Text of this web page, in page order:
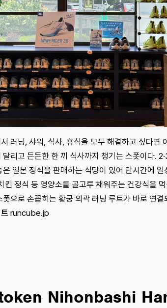
러닝, 샤워, 식사, 휴식을 모두 해결하고 싶다면
달리고 든든한 한 끼 식사까지 챙기는 스폿이다.
은 일본 정식을 판매하는 식당이 있어 단시간에
킨 정식 등 영양소를 골고루 채워주는 건강식을
폿으로 손꼽히는 황궁 외곽 러닝 루트가 바로 연
runcube.jp
Nihonbashi